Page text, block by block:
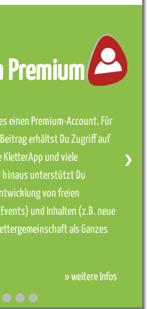
Premium
einen Premium-Account. Für
erhältst Du Zugriff auf
KletterApp und viele
hinaus unterstützt Du
von freien
und Inhalten (z.B. neue
als Ganzes
» weitere Infos
❯